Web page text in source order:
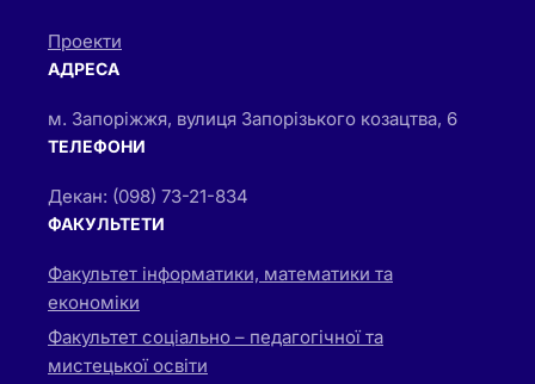
Проекти
АДРЕСА
м. Запоріжжя, вулиця Запорізького козацтва, 6
ТЕЛЕФОНИ
Декан: (098) 73-21-834
ФАКУЛЬТЕТИ
Факультет інформатики, математики та
економіки
Факультет соціально – педагогічної та
мистецької освіти